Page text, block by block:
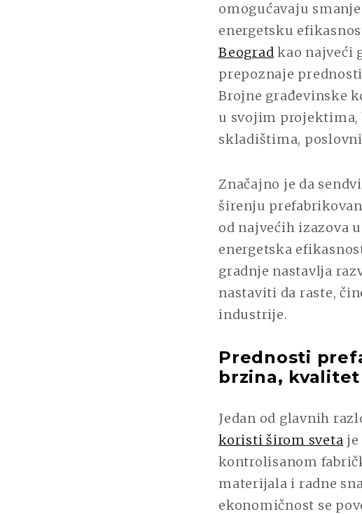
omogućavaju
energetsku
Beograd kao najveći
prepoznaje
Brojne građevinske
u svojim
skladištima,
Značajno je da
širenju
od najvećih izazova
energetska
gradnje nastavlja
nastaviti da raste,
industrije.
Prednosti
brzina, kvalitet
Jedan od glavnih
koristi širom sveta je
kontrolisanom
materijala i radne
ekonomičnost se